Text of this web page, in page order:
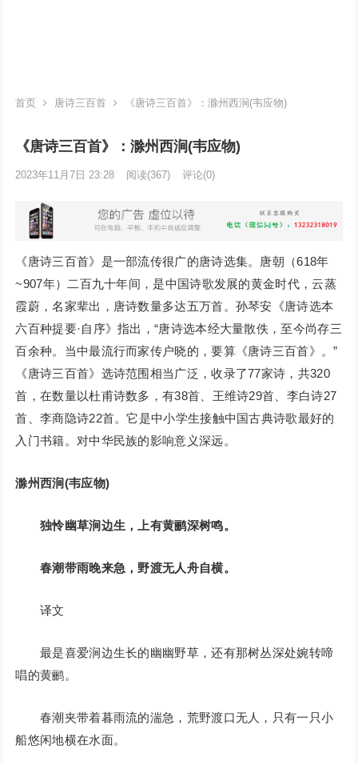
首页 唐诗三百首 《唐诗三百首》：滁州西涧(韦应物)
《唐诗三百首》：滁州西涧(韦应物)
2023年11月7日 23:28 阅读(367) 评论(0)
《唐诗三百首》是一部流传很广的唐诗选集。唐朝（618年
~907年）二百九十年间，是中国诗歌发展的黄金时代，云蒸
霞蔚，名家辈出，唐诗数量多达五万首。孙琴安《唐诗选本
六百种提要·自序》指出，“唐诗选本经大量散佚，至今尚存三
百余种。当中最流行而家传户晓的，要算《唐诗三百首》。”
《唐诗三百首》选诗范围相当广泛，收录了77家诗，共320
首，在数量以杜甫诗数多，有38首、王维诗29首、李白诗27
首、李商隐诗22首。它是中小学生接触中国古典诗歌最好的
入门书籍。对中华民族的影响意义深远。
滁州西涧(韦应物)
独怜幽草涧边生，上有黄鹂深树鸣。
春潮带雨晚来急，野渡无人舟自横。
译文
最是喜爱涧边生长的幽幽野草，还有那树丛深处婉转啼
唱的黄鹂。
春潮夹带着暮雨流的湍急，荒野渡口无人，只有一只小
船悠闲地横在水面。